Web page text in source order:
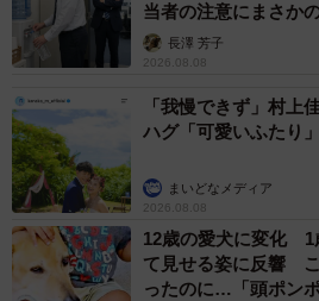
当者の注意にまさか
説】長澤 芳子
2026.08.08
「我慢できず」村上
ハグ「可愛いふたり
まいどなメディア
2026.08.08
12歳の愛犬に変化 1
て見せる姿に反響
ったのに…「頭ポン